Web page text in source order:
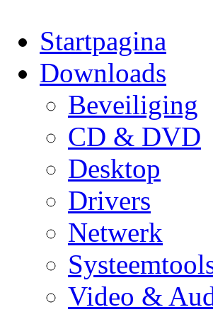
Startpagina
Downloads
Beveiliging
CD & DVD
Desktop
Drivers
Netwerk
Video &